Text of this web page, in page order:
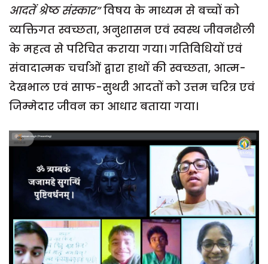
आदतें श्रेष्ठ संस्कार”विषय के माध्यम से बच्चों को
व्यक्तिगत स्वच्छता, अनुशासन एवं स्वस्थ जीवनशैली
के महत्व से परिचित कराया गया। गतिविधियों एवं
संवादात्मक चर्चाओं द्वारा हाथों की स्वच्छता, आत्म-
देखभाल एवं साफ-सुथरी आदतों को उत्तम चरित्र एवं
जिम्मेदार जीवन का आधार बताया गया।